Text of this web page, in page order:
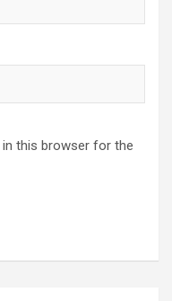
in this browser for the